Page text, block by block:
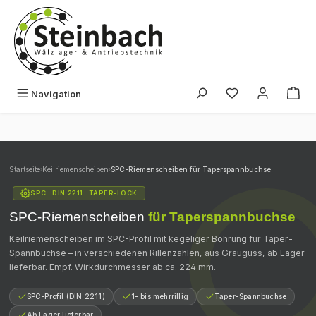
Zum Hauptinhalt springen
Navigation Du hast 0
Startseite›Keilriemenscheiben›SPC-Riemenscheiben für Taperspannbuchse
SPC · DIN 2211 · TAPER-LOCK
SPC-Riemenscheiben für Taperspannbuchse
Keilriemenscheiben im SPC-Profil mit kegeliger Bohrung für Taper-
Spannbuchse – in verschiedenen Rillenzahlen, aus Grauguss, ab Lager
lieferbar. Empf. Wirkdurchmesser ab ca. 224 mm.
SPC-Profil (DIN 2211) 1- bis mehrrillig Taper-Spannbuchse
Ab Lager lieferbar